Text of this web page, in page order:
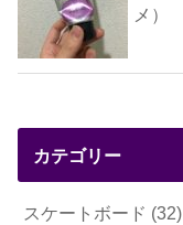
メ）
カテゴリー
スケートボード (32)